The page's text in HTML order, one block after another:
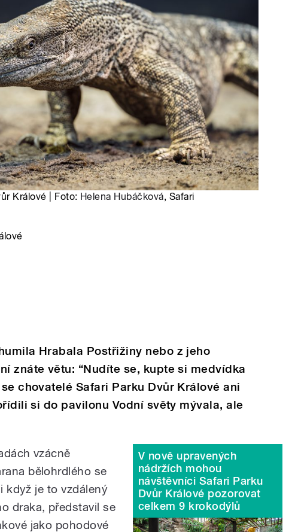
Králové | Foto: Helena Hubáčková, Safari
Hrabala Postřižiny nebo z jeho
znáte větu: “Nudíte se, kupte si medvídka
chovatelé Safari Parku Dvůr Králové ani
si do pavilonu Vodní světy mývala, ale
V nově upravených
nádržích mohou
návštěvníci Safari Parku
Dvůr Králové pozorovat
celkem 9 krokodýlů
vzácně
bělohrdlého se
když je to vzdálený
draka, představil se
jako pohodové